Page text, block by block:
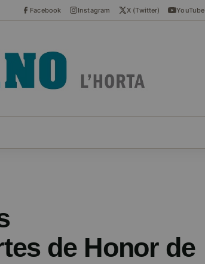
Facebook Instagram X (Twitter) YouTube
de Honor de